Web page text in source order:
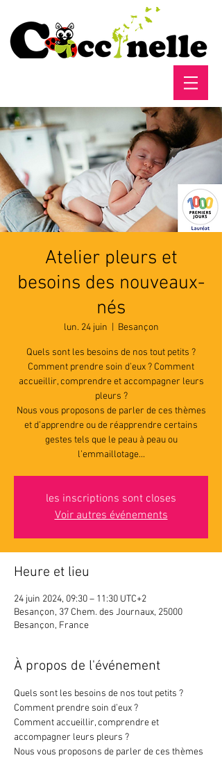
Atelier pleurs et
besoins des nouveaux-
nés
lun. 24 juin Besançon
Quels sont les besoins de nos tout petits ?
Comment prendre soin d’eux ? Comment
accueillir, comprendre et accompagner leurs
pleurs ?
Nous vous proposons de parler de ces thèmes
et d’apprendre ou de réapprendre certains
gestes tels que le peau à peau ou
l’emmaillotage...
les inscriptions sont closes
Voir autres événements
Heure et lieu
24 juin 2024, 09:30 – 11:30 UTC+2
Besançon, 37 Chem. des Journaux, 25000
Besançon, France
À propos de l'événement
Quels sont les besoins de nos tout petits ?
Comment prendre soin d’eux ?
Comment accueillir, comprendre et
accompagner leurs pleurs ?
Nous vous proposons de parler de ces thèmes